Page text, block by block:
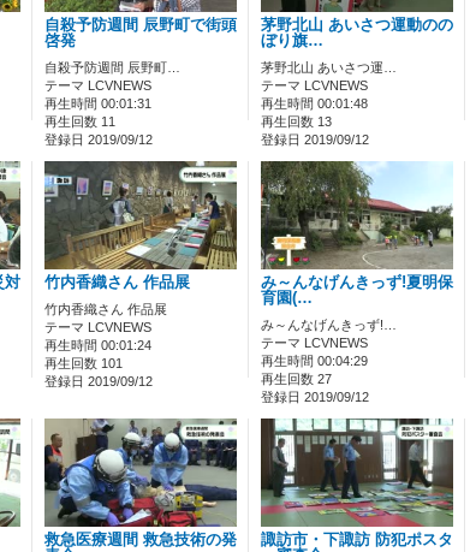
自殺予防週間 辰野町で街頭
啓発
自殺予防週間 辰野町…
テーマ LCVNEWS
再生時間 00:01:31
再生回数 11
登録日 2019/09/12
茅野北山 あいさつ運動のの
ぼり旗…
茅野北山 あいさつ運…
テーマ LCVNEWS
再生時間 00:01:48
再生回数 13
登録日 2019/09/12
対
竹内香織さん 作品展
竹内香織さん 作品展
テーマ LCVNEWS
再生時間 00:01:24
再生回数 101
登録日 2019/09/12
み～んなげんきっず!夏明保
育園(…
み～んなげんきっず!…
テーマ LCVNEWS
再生時間 00:04:29
再生回数 27
登録日 2019/09/12
救急医療週間 救急技術の発
諏訪市・下諏訪 防犯ポスタ